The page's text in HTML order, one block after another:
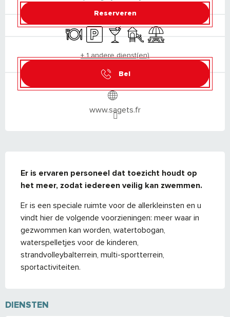
Reserveren
RestaurantParkeerplaats
Bar / Versnaperingsbar
Kinderspelen / Speelruimte
Picknickplaats
+ 1 andere dienst(en)
Bel
www.sagets.fr
Er is ervaren personeel dat toezicht houdt op
het meer, zodat iedereen veilig kan zwemmen.
Er is een speciale ruimte voor de allerkleinsten en u
vindt hier de volgende voorzieningen: meer waar in
gezwommen kan worden, watertobogan,
waterspelletjes voor de kinderen,
strandvolleybalterrein, multi-sportterrein,
sportactiviteiten.
DIENSTEN